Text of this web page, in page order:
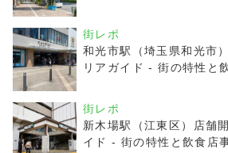
街レポ
和光市駅（埼玉県和光市
リアガイド - 街の特性と
街レポ
新木場駅（江東区）店舗
イド - 街の特性と飲食店